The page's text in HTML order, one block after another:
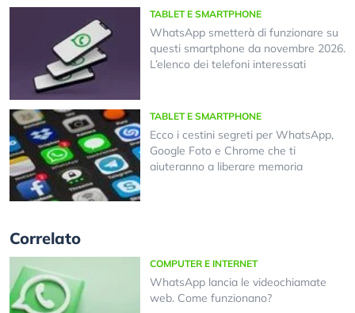
TABLET E SMARTPHONE
WhatsApp smetterà di funzionare su
questi smartphone da novembre 2026.
L’elenco dei telefoni interessati
TABLET E SMARTPHONE
Ecco i cestini segreti per WhatsApp,
Google Foto e Chrome che ti
aiuteranno a liberare memoria
Correlato
COMPUTER E INTERNET
WhatsApp lancia le videochiamate
web. Come funzionano?